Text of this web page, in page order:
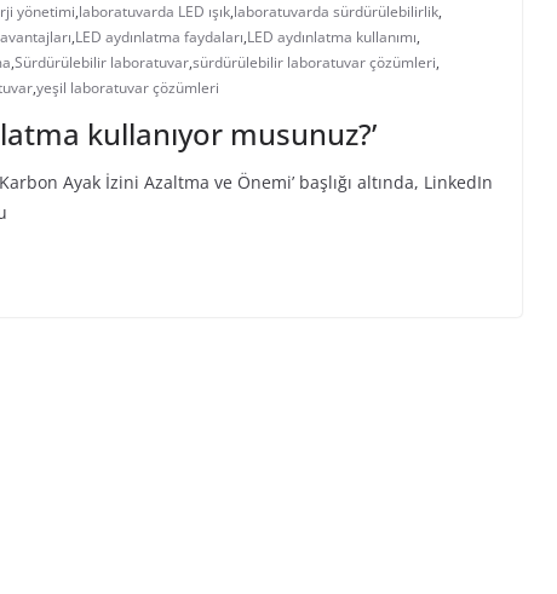
yönetimi,laboratuvarda LED ışık,laboratuvarda sürdürülebilirlik,
,LED aydınlatma faydaları,LED aydınlatma kullanımı,
,Sürdürülebilir laboratuvar,sürdürülebilir laboratuvar çözümleri,
,yeşil laboratuvar çözümleri
kullanıyor musunuz?’
Ayak İzini Azaltma ve Önemi’ başlığı altında, LinkedIn